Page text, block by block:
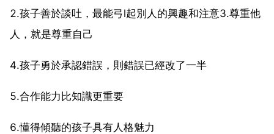
2.孩子善於談吐，最能弓l起別人的興趣和注意3.尊重他
人，就是尊重自己
4.孩子勇於承認錯誤，則錯誤已經改了一半
5.合作能力比知識更重要
6.懂得傾聽的孩子具有人格魅力